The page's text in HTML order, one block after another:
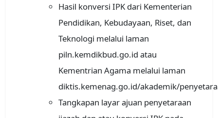
Hasil konversi IPK dari Kementerian
Pendidikan, Kebudayaan, Riset, dan
Teknologi melalui laman
piln.kemdikbud.go.id atau
Kementrian Agama melalui laman
diktis.kemenag.go.id/akademik/
Tangkapan layar ajuan penyetaraan